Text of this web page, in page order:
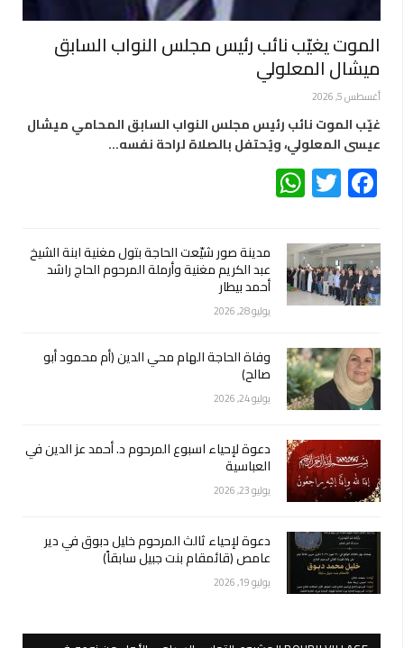
الموت يغيّب نائب رئيس مجلس النواب السابق
ميشال المعلولي
أغسطس 5, 2026
غيّب الموت نائب رئيس مجلس النواب السابق المحامي ميشال
عيسى المعلولي، ويُحتفل بالصلاة لراحة نفسه…
Facebook
Twitter
مدينة صور شيّعت الحاجة بتول مغنية ابنة الشيخ
عبد الكريم مغنية وأرملة المرحوم الحاج راشد
أحمد بيطار
يوليو 28, 2026
وفاة الحاجة الهام محي الدين (أم محمود أبو
صالح)
يوليو 24, 2026
دعوة لإحياء اسبوع المرحوم د. أحمد عز الدين في
العباسية
يوليو 23, 2026
دعوة لإحياء ثالث المرحوم خليل دبوق في دير
عامص (قائمقام بنت جبيل سابقاً)
يوليو 19, 2026